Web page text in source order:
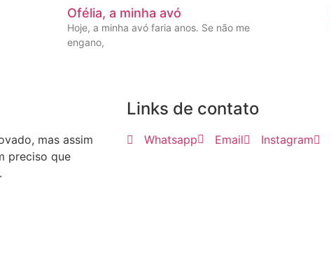
Ofélia, a minha avó
Hoje, a minha avó faria anos. Se não me
engano,
mas assim
preciso que
Links de contato
Whatsapp Email Instagram